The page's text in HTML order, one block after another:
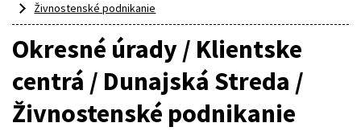
Živnostenské podnikanie
Okresné úrady / Klientske
centrá / Dunajská Streda /
Živnostenské podnikanie